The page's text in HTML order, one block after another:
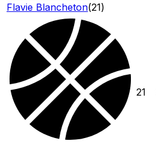
Flavie Blancheton(21)
21